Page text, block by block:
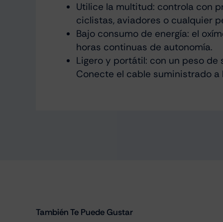
Utilice la multitud: controla con
ciclistas, aviadores o cualquier
Bajo consumo de energía: el
horas continuas de autonomía.
Ligero y portátil: con un peso
Conecte el cable suministrado
También Te Puede Gustar